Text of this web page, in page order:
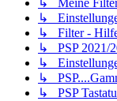
↳
↳ Filter -
↳ PSP 2021/
↳
↳
↳ PSP